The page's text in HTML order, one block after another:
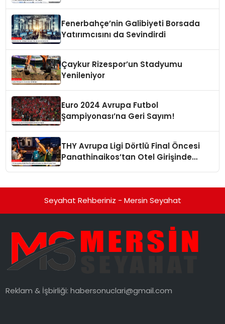
Fenerbahçe’nin Galibiyeti Borsada
Yatırımcısını da Sevindirdi
Çaykur Rizespor’un Stadyumu
Yenileniyor
Euro 2024 Avrupa Futbol
Şampiyonası’na Geri Sayım!
THY Avrupa Ligi Dörtlü Final Öncesi
Panathinaikos’tan Otel Girişinde
Seyahat Rehberiniz - Mersin Seyahat
Reklam & İşbirliği:habersonuclari@gmail.com